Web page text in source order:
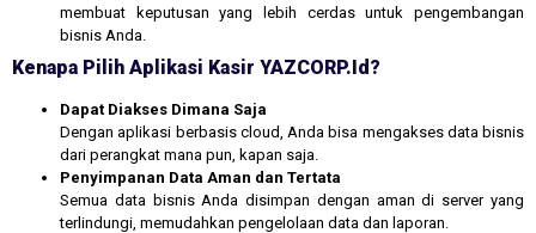
membuat keputusan yang lebih cerdas untuk pengembangan
bisnis Anda.
Kenapa Pilih Aplikasi Kasir YAZCORP.id?
Dapat Diakses Dimana Saja
Dengan aplikasi berbasis cloud, Anda bisa mengakses data bisnis
dari perangkat mana pun, kapan saja.
Penyimpanan Data Aman dan Tertata
Semua data bisnis Anda disimpan dengan aman di server yang
terlindungi, memudahkan pengelolaan data dan laporan.